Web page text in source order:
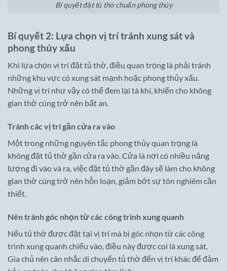
Bí quyết đặt tủ thờ chuẩn phong thủy
Bí quyết 2: Lựa chọn vị trí tránh xung sát và
phong thủy xấu
Khi lựa chọn vị trí đặt tủ thờ, điều quan trọng là phải tránh
những khu vực có xung sát mạnh hoặc phong thủy xấu.
Những vị trí như vậy có thể đem lại tà khí, khiến cho không
gian thờ cúng trở nên bất an.
Tránh các vị trí gần cửa ra vào
Một trong những nguyên tắc phong thủy quan trọng là
không đặt tủ thờ gần cửa ra vào. Cửa là nơi có nhiều năng
lượng đi vào và ra, việc đặt tủ thờ gần đây sẽ làm cho không
gian thờ cúng trở nên hỗn loạn, giảm bớt sự tôn nghiêm cần
thiết.
Nên tránh góc nhọn từ các công trình xung quanh
Nếu tủ thờ được đặt tại vị trí mà bị góc nhọn từ các công
trình xung quanh chiếu vào, điều này được coi là xung sát.
Gia chủ nên cân nhắc di chuyển tủ thờ đến vị trí khác để đảm